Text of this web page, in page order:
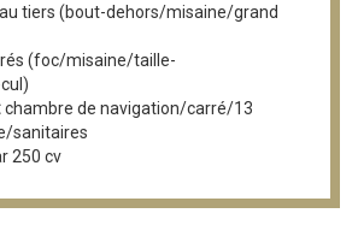
tiers (bout-dehors/misaine/grand
(foc/misaine/taille-
chambre de navigation/carré/13
sanitaires
250 cv